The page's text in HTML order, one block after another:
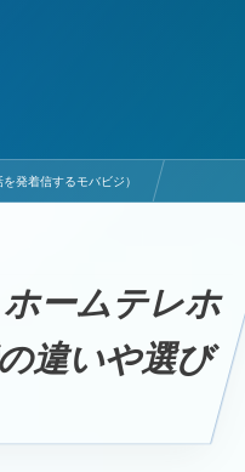
発着信するモバビジ）
ームテレホ
違いや選び